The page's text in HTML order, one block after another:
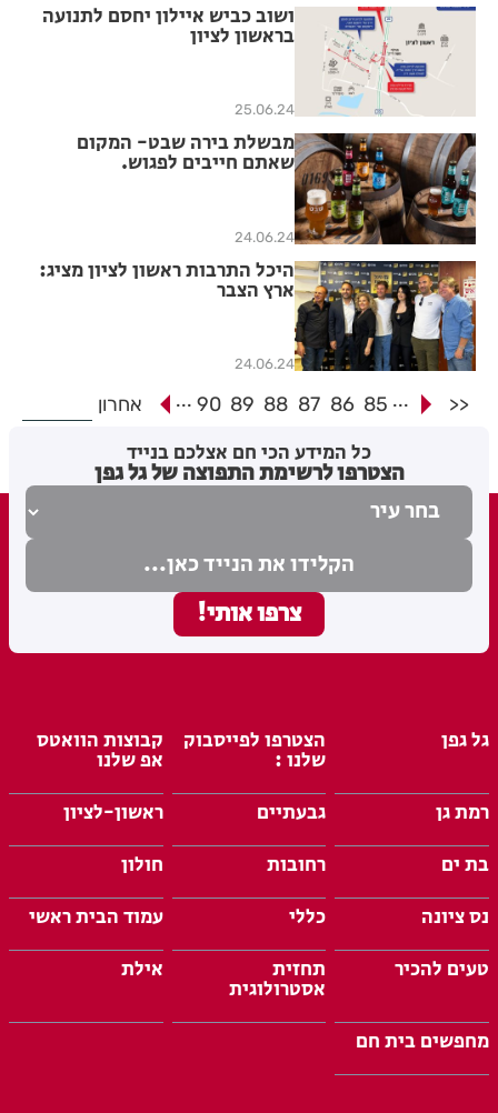
ושוב כביש איילון יחסם לתנועה
בראשון לציון
25.06.24
מבשלת בירה שבט- המקום
שאתם חייבים לפגוש.
24.06.24
היכל התרבות ראשון לציון מציג:
ארץ הצבר
24.06.24
<<
...
85
86
87
88
89
90
... אחרון
כל המידע הכי חם אצלכם בנייד
הצטרפו לרשימת התפוצה של גל גפן
גל גפן הצטרפו לפייסבוק
שלנו :
קבוצות הוואטס
אפ שלנו
רמת גן
גבעתיים
ראשון-לציון
בת ים
רחובות
חולון
נס ציונה
כללי
עמוד הבית ראשי
טעים להכיר
תחזית
אסטרולוגית
אילת
מחפשים בית חם